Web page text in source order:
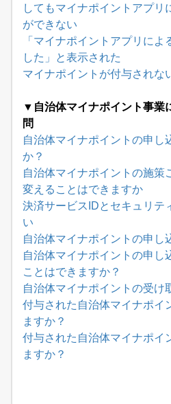
してもマイナポイントアプリ
ができない
「マイナポイントアプリに
した」と表示された
マイナポイントが付与されな
▼自治体マイナポイント事業
問
自治体マイナポイントの申し
か？
自治体マイナポイントの施策
変えることはできますか
決済サービスIDとセキュリテ
い
自治体マイナポイントの申し
自治体マイナポイントの申し
ことはできますか？
自治体マイナポイントの受け
付与された自治体マイナポイ
ますか？
付与された自治体マイナポイ
ますか？